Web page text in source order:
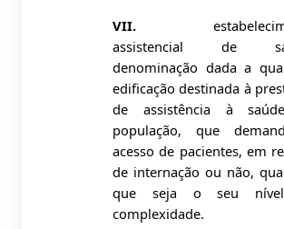
VII.
assistencial de
denominação dada a
edificação destinada à
de assistência à
população, que
acesso de pacientes, em
de internação ou não,
que seja o seu
complexidade.